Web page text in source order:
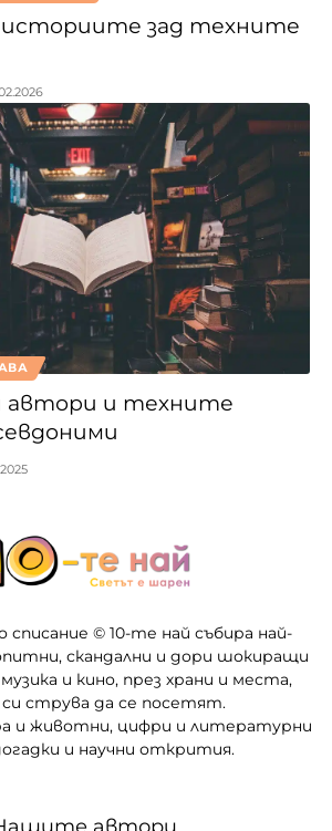
историите зад техните
автори и техните
© 10-те най събира най-
скандални и дори шокиращи
и кино, през храни и места,
струва да се посетят.
и животни, цифри и литературни
и научни открития.